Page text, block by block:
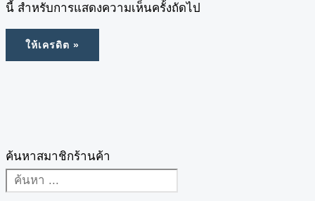
นี้ สำหรับการแสดงความเห็นครั้งถัดไป
ค้นหาสมาชิกร้านค้า